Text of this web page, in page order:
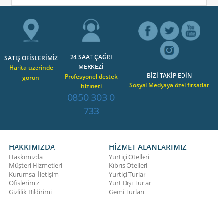
SATIŞ OFİSLERİMİZ
Harita üzerinde
görün
24 SAAT ÇAĞRI
MERKEZİ
Profesyonel destek
hizmeti
0850 303 0
733
BİZİ TAKİP EDİN
Sosyal Medyaya özel fırsatlar
HAKKIMIZDA
Hakkımızda
Müşteri Hizmetleri
Kurumsal İletişim
Ofislerimiz
Gizlilik Bildirimi
HİZMET ALANLARIMIZ
Yurtiçi Otelleri
Kıbrıs Otelleri
Yurtiçi Turlar
Yurt Dışı Turlar
Gemi Turları